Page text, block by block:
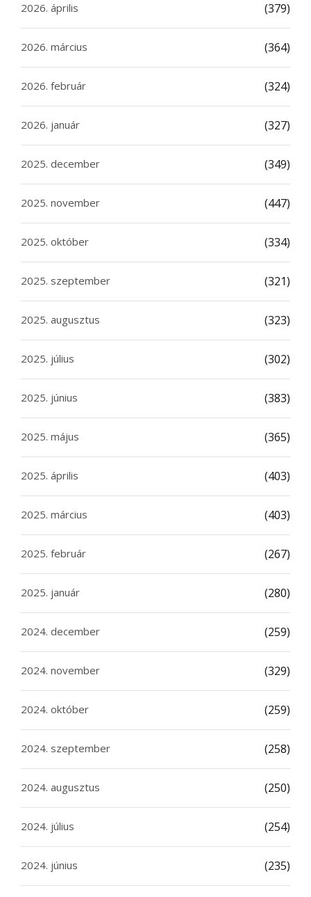
2026. április (379)
2026. március (364)
2026. február (324)
2026. január (327)
2025. december (349)
2025. november (447)
2025. október (334)
2025. szeptember (321)
2025. augusztus (323)
2025. július (302)
2025. június (383)
2025. május (365)
2025. április (403)
2025. március (403)
2025. február (267)
2025. január (280)
2024. december (259)
2024. november (329)
2024. október (259)
2024. szeptember (258)
2024. augusztus (250)
2024. július (254)
2024. június (235)